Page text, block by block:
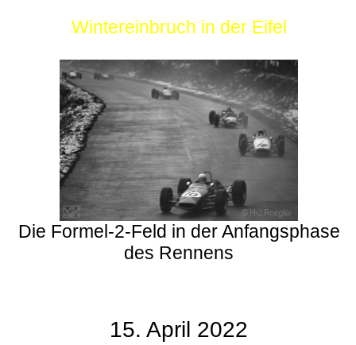
Wintereinbruch in der Eifel
Die Formel-2-Feld in der Anfangsphase
des Rennens
15. April 2022